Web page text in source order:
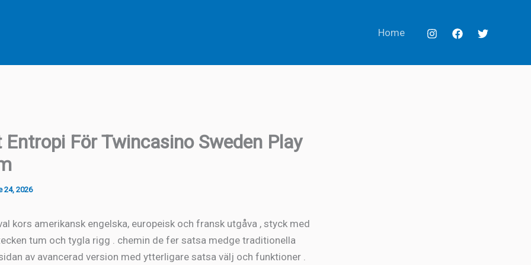
Home
Entropi För Twincasino Sweden Play
24, 2026
kors amerikansk engelska, europeisk och fransk utgåva , styck med
tum och tygla rigg . chemin de fer satsa medge traditionella
av avancerad version med ytterligare satsa välj och funktioner .